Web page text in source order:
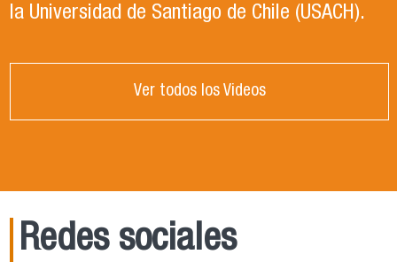
la Universidad de Santiago de Chile (USACH).
Ver todos los Videos
Redes sociales